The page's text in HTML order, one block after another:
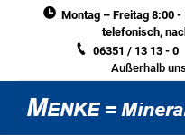
Montag – Freitag 8:00
telefonisch,
06351 / 13 13 - 0
Außerhalb